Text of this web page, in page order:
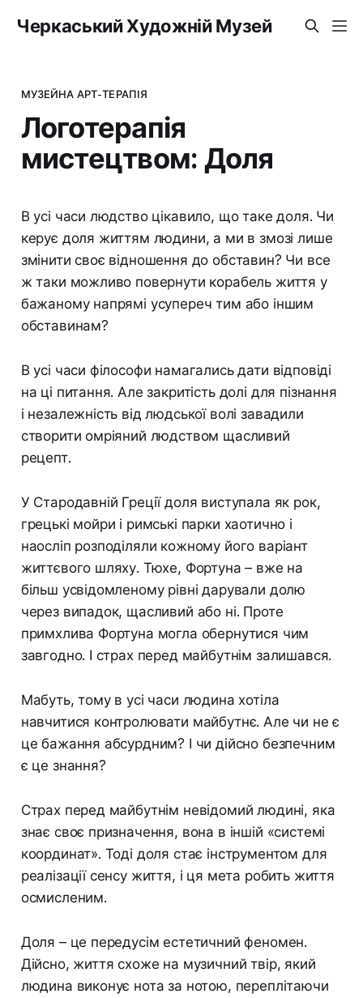
Черкаський Художній Музей
МУЗЕЙНА АРТ-ТЕРАПІЯ
Логотерапія
мистецтвом: Доля
В усі часи людство цікавило, що таке доля. Чи
керує доля життям людини, а ми в змозі лише
змінити своє відношення до обставин? Чи все
ж таки можливо повернути корабель життя у
бажаному напрямі усупереч тим або іншим
обставинам?
В усі часи філософи намагались дати відповіді
на ці питання. Але закритість долі для пізнання
і незалежність від людської волі завадили
створити омріяний людством щасливий
рецепт.
У Стародавній Греції доля виступала як рок,
грецькі мойри і римські парки хаотично і
наосліп розподіляли кожному його варіант
життєвого шляху. Тюхе, Фортуна – вже на
більш усвідомленому рівні дарували долю
через випадок, щасливий або ні. Проте
примхлива Фортуна могла обернутися чим
завгодно. І страх перед майбутнім залишався.
Мабуть, тому в усі часи людина хотіла
навчитися контролювати майбутнє. Але чи не є
це бажання абсурдним? І чи дійсно безпечним
є це знання?
Страх перед майбутнім невідомий людині, яка
знає своє призначення, вона в іншій «системі
координат». Тоді доля стає інструментом для
реалізації сенсу життя, і ця мета робить життя
осмисленим.
Доля – це передусім естетичний феномен.
Дійсно, життя схоже на музичний твір, який
людина виконує нота за нотою, переплітаючи